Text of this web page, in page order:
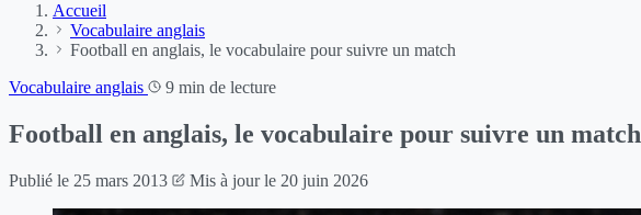
Accueil
Vocabulaire anglais
Football en anglais, le vocabulaire pour suivre un match
Vocabulaire anglais
9 min de lecture
Football en anglais, le vocabulaire pour suivre un match
Publié le 25 mars 2013 Mis à jour le 20 juin 2026